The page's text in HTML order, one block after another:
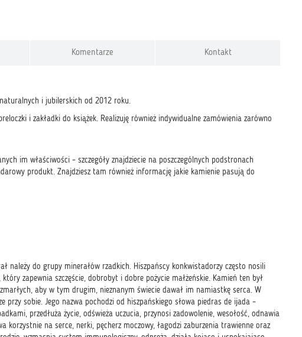
Komentarze Kontakt
i jubilerskich od 2012 roku.
i zakładki do książek. Realizuję również indywidualne zamówienia zarówno
im właściwości – szczegóły znajdziecie na poszczególnych podstronach
produkt. Znajdziesz tam również informację jakie kamienie pasują do
należy do grupy minerałów rzadkich. Hiszpańscy konkwistadorzy często nosili
zapewnia szczęście, dobrobyt i dobre pożycie małżeńskie. Kamień ten był
aby w tym drugim, nieznanym świecie dawał im namiastkę serca. W
sobie. Jego nazwa pochodzi od hiszpańskiego słowa piedras de ijada –
przedłuża życie, odświeża uczucia, przynosi zadowolenie, wesołość, odnawia
korzystnie na serce, nerki, pęcherz moczowy, łagodzi zaburzenia trawienne oraz